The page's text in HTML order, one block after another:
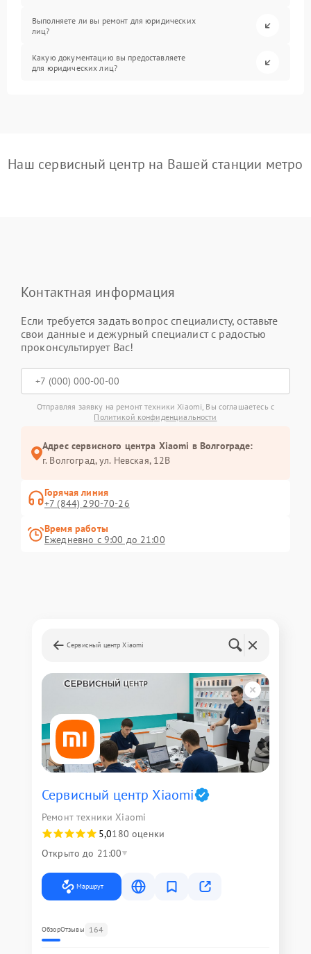
Выполняете ли вы ремонт для юридических
лиц?
Какую документацию вы предоставляете
для юридических лиц?
Наш сервисный центр на Вашей станции метро
Контактная информация
Если требуется задать вопрос специалисту, оставьте
свои данные и дежурный специалист с радостью
проконсультирует Вас!
Отправляя заявку на ремонт техники Xiaomi, Вы соглашаетесь с
Политикой конфиденциальности
Адрес сервисного центра Xiaomi в Волгограде:
г. Волгоград, ул. Невская, 12В
Горячая линия
+7 (844) 290-70-26
Время работы
Ежедневно с 9:00 до 21:00
Сервисный центр Xiaomi
Сервисный центр Xiaomi
Ремонт техники Xiaomi
5,0180 оценки
Открыто до 21:00
Маршрут
ОбзорОтзывы 164